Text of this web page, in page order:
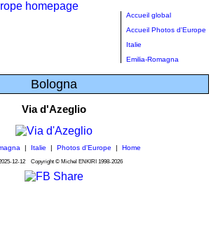
Accueil global
Accueil Photos d'Europe
Italie
Emilia-Romagna
Bologna
Via d'Azeglio
| Italie Photos d'Europe Home
12-12Copyright © Michel ENKIRI 1998-2026